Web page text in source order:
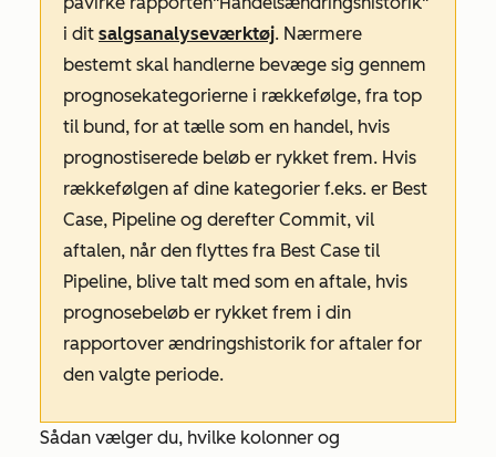
i dit salgsanalyseværktøj. Nærmere
bestemt skal handlerne bevæge sig gennem
prognosekategorierne i rækkefølge, fra top
til bund, for at tælle som en handel, hvis
prognostiserede beløb er rykket frem. Hvis
rækkefølgen af dine kategorier f.eks. er Best
Case, Pipeline og derefter Commit, vil
aftalen, når den flyttes fra Best Case til
Pipeline, blive talt med som en aftale, hvis
prognosebeløb er rykket frem i din
rapportover ændringshistorik for aftaler for
den valgte periode.
Sådan vælger du, hvilke kolonner og